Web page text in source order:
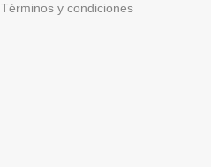
Términos y condiciones